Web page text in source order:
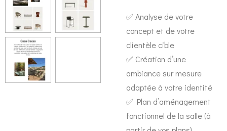
✅ Analyse de votre
concept et de votre
clientèle cible
✅ Création d’une
ambiance sur mesure
adaptée à votre identité
✅ Plan d’aménagement
fonctionnel de la salle (à